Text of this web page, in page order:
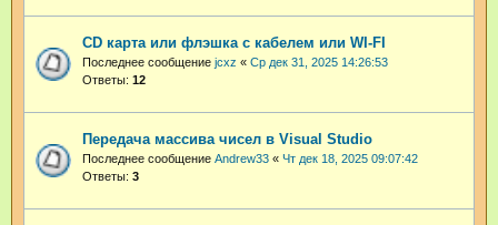
CD карта или флэшка с кабелем или WI-FI
Последнее сообщение jcxz « Ср дек 31, 2025 14:26:53
Ответы: 12
Передача массива чисел в Visual Studio
Последнее сообщение Andrew33 « Чт дек 18, 2025 09:07:42
Ответы: 3